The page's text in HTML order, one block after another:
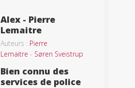
Alex - Pierre
Lemaitre
Auteurs : Pierre
Lemaitre - Søren Sveistrup
Bien connu des
services de police